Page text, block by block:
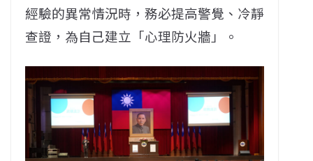
經驗的異常情況時，務必提高警覺、冷靜
查證，為自己建立「心理防火牆」。